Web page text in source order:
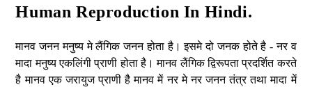
Human Reproduction In Hindi.
मानव जनन मनुष्य मे लैंगिक जनन होता है। इसमे दो जनक होते है - नर व
मादा मनुष्य एकलिंगी प्राणी होता है। मानव लैंगिक द्विरूपता प्रदर्शित करते
है मानव एक जरायुज प्राणी है मानव में नर मे नर जनन तंत्र तथा मादा में